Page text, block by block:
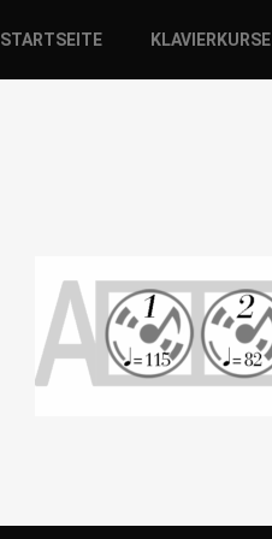
STARTSEITE KLAVIERKURSE